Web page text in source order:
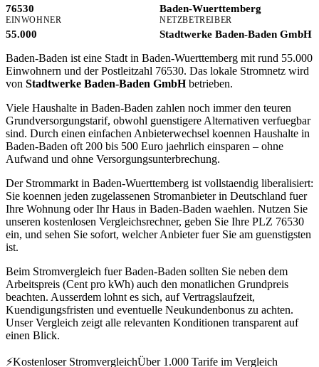
76530 Baden-Wuerttemberg
EINWOHNER
55.000
NETZBETREIBER
Stadtwerke Baden-Baden GmbH
Baden-Baden ist eine Stadt in Baden-Wuerttemberg mit rund 55.000
Einwohnern und der Postleitzahl 76530. Das lokale Stromnetz wird
von Stadtwerke Baden-Baden GmbHbetrieben.
Viele Haushalte in Baden-Baden zahlen noch immer den teuren
Grundversorgungstarif, obwohl guenstigere Alternativen verfuegbar
sind. Durch einen einfachen Anbieterwechsel koennen Haushalte in
Baden-Baden oft 200 bis 500 Euro jaehrlich einsparen – ohne
Aufwand und ohne Versorgungsunterbrechung.
Der Strommarkt in Baden-Wuerttemberg ist vollstaendig liberalisiert:
Sie koennen jeden zugelassenen Stromanbieter in Deutschland fuer
Ihre Wohnung oder Ihr Haus in Baden-Baden waehlen. Nutzen Sie
unseren kostenlosen Vergleichsrechner, geben Sie Ihre PLZ 76530
ein, und sehen Sie sofort, welcher Anbieter fuer Sie am guenstigsten
ist.
Beim Stromvergleich fuer Baden-Baden sollten Sie neben dem
Arbeitspreis (Cent pro kWh) auch den monatlichen Grundpreis
beachten. Ausserdem lohnt es sich, auf Vertragslaufzeit,
Kuendigungsfristen und eventuelle Neukundenbonus zu achten.
Unser Vergleich zeigt alle relevanten Konditionen transparent auf
einen Blick.
⚡Kostenloser StromvergleichÜber 1.000 Tarife im Vergleich